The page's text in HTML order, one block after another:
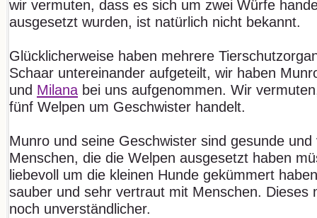
wir vermuten, dass es sich um zwei Würfe
ausgesetzt wurden, ist natürlich nicht bekannt.
Glücklicherweise haben mehrere
Schaar untereinander aufgeteilt, wir haben
und Milanabei uns aufgenommen. Wir
fünf Welpen um Geschwister handelt.
Munro und seine Geschwister sind gesunde
Menschen, die die Welpen ausgesetzt haben
liebevoll um die kleinen Hunde gekümmert
sauber und sehr vertraut mit Menschen. Dieses
noch unverständlicher.